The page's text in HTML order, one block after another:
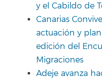
y el Cabildo de
Canarias
actuación y
edición del
Migraciones
Adeje avanza